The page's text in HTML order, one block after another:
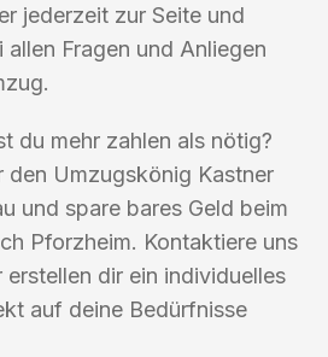
jederzeit zur Seite und
Fragen und Anliegen
du mehr zahlen als nötig?
den Umzugskönig Kastner
und spare bares Geld beim
Pforzheim. Kontaktiere uns
dir ein individuelles
auf deine Bedürfnisse